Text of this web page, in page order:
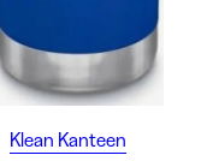
Klean Kanteen